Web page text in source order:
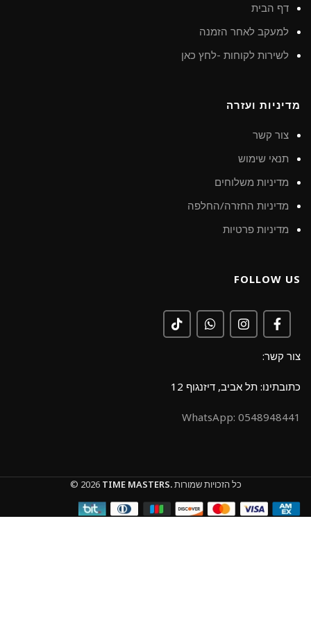
דף הבית
למעקב לאחר הזמנה
לשירות לקוחות -לחץ כאן
מדיניות ועזרה
צור קשר
תנאי שימוש
מדיניות משלוחים
מדיניות החזרה/החלפה
מדיניות פרטיות
FOLLOW US
צור קשר:
כתובתינו: תל אביב, דיזנגוף 12
0548948441 :WhatsApp
© 2026 TIME MASTERS.כל הזכויות שמורות